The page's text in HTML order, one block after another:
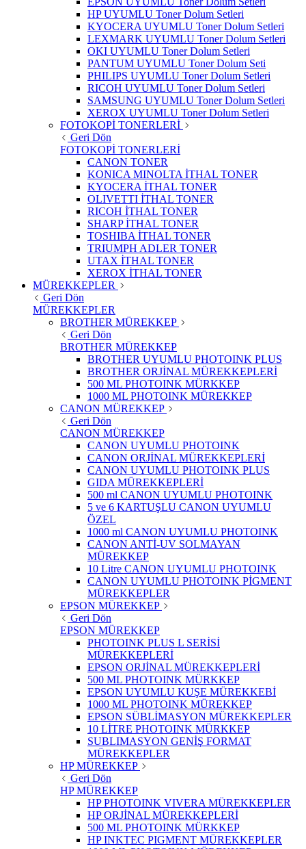
HP UYUMLU Toner Dolum Setleri
KYOCERA UYUMLU Toner Dolum Setleri
LEXMARK UYUMLU Toner Dolum Setleri
OKI UYUMLU Toner Dolum Setleri
PANTUM UYUMLU Toner Dolum Seti
PHILIPS UYUMLU Toner Dolum Setleri
RICOH UYUMLU Toner Dolum Setleri
SAMSUNG UYUMLU Toner Dolum Setleri
XEROX UYUMLU Toner Dolum Setleri
FOTOKOPİ TONERLERİ
Geri Dön
FOTOKOPİ TONERLERİ
CANON TONER
KONICA MINOLTA İTHAL TONER
KYOCERA İTHAL TONER
OLIVETTI İTHAL TONER
RICOH İTHAL TONER
SHARP İTHAL TONER
TOSHIBA İTHAL TONER
TRIUMPH ADLER TONER
UTAX İTHAL TONER
XEROX İTHAL TONER
MÜREKKEPLER
Geri Dön
MÜREKKEPLER
BROTHER MÜREKKEP
Geri Dön
BROTHER MÜREKKEP
BROTHER UYUMLU PHOTOINK PLUS
BROTHER ORJİNAL MÜREKKEPLERİ
500 ML PHOTOINK MÜRKKEP
1000 ML PHOTOINK MÜREKKEP
CANON MÜREKKEP
Geri Dön
CANON MÜREKKEP
CANON UYUMLU PHOTOINK
CANON ORJİNAL MÜREKKEPLERİ
CANON UYUMLU PHOTOINK PLUS
GIDA MÜREKKEPLERİ
500 ml CANON UYUMLU PHOTOINK
5 ve 6 KARTUŞLU CANON UYUMLU
ÖZEL
1000 ml CANON UYUMLU PHOTOINK
CANON ANTİ-UV SOLMAYAN
MÜREKKEP
10 Litre CANON UYUMLU PHOTOINK
CANON UYUMLU PHOTOINK PİGMENT
MÜREKKEPLER
EPSON MÜREKKEP
Geri Dön
EPSON MÜREKKEP
PHOTOINK PLUS L SERİSİ
MÜREKKEPLERİ
EPSON ORJİNAL MÜREKKEPLERİ
500 ML PHOTOINK MÜRKKEP
EPSON UYUMLU KUŞE MÜREKKEBİ
1000 ML PHOTOINK MÜREKKEP
EPSON SÜBLİMASYON MÜREKKEPLER
10 LİTRE PHOTOINK MÜRKKEP
SUBLIMASYON GENİŞ FORMAT
MÜREKKEPLER
HP MÜREKKEP
Geri Dön
HP MÜREKKEP
HP PHOTOINK VIVERA MÜREKKEPLER
HP ORJİNAL MÜREKKEPLERİ
500 ML PHOTOINK MÜRKKEP
HP INKTEC PIGMENT MÜREKKEPLER